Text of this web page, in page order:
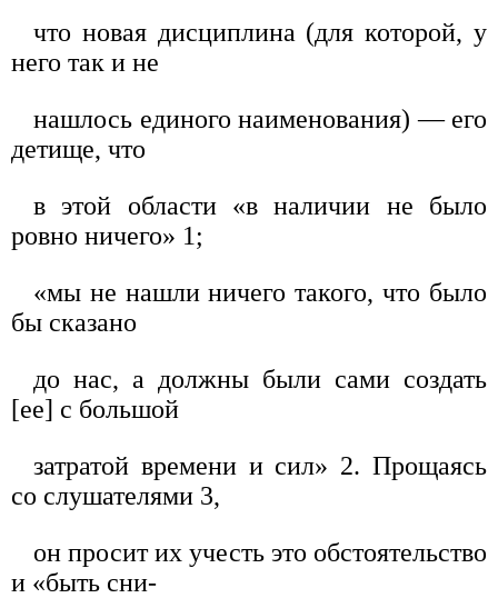
что новая дисциплина (для которой, у
него так и не
нашлось единого наименования) — его
детище, что
в этой области «в наличии не было
ровно ничего» 1;
«мы не нашли ничего такого, что было
бы сказано
до нас, а должны были сами создать
[ее] с большой
затратой времени и сил» 2. Прощаясь
со слушателями 3,
он просит их учесть это обстоятельство
и «быть сни-